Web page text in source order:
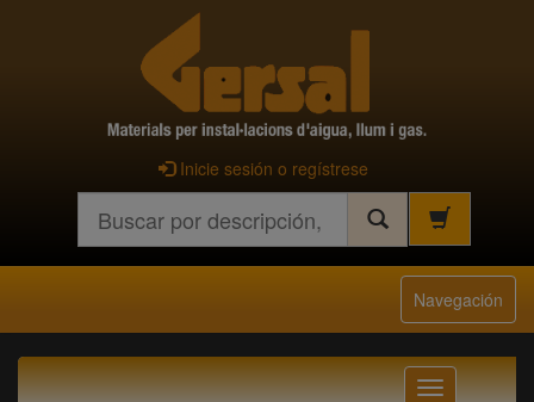
Inicie sesión o regístrese
Navegación
Navegación